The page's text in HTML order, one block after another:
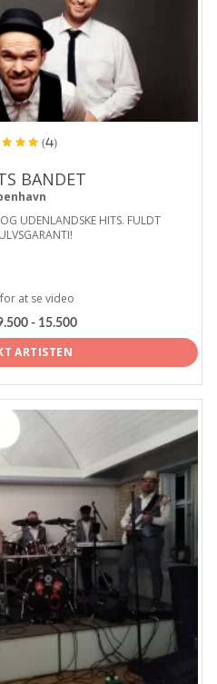
(4)
BANDET
UDENLANDSKE HITS. FULDT
at se video
- 15.500
ARTISTEN